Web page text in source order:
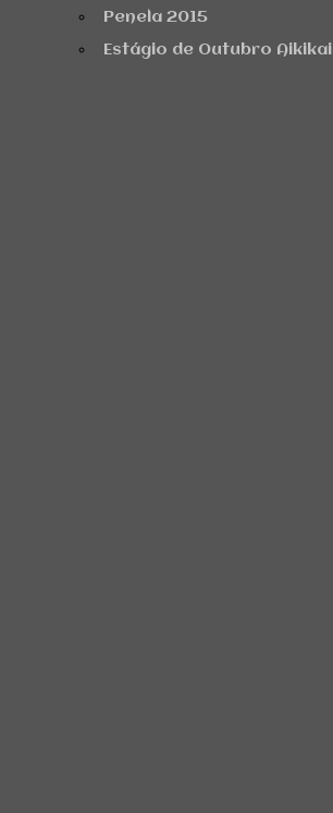
Penela 2015
Estágio de Outubro Aikikai